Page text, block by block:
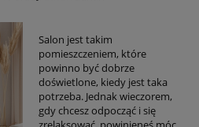
Salon jest takim
pomieszczeniem, które
powinno być dobrze
doświetlone, kiedy jest taka
potrzeba. Jednak wieczorem,
gdy chcesz odpocząć i się